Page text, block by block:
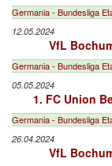
Germania - Bundesliga
12.05.2024
VfL
Germania - Bundesliga
05.05.2024
1. FC Union
Germania - Bundesliga
26.04.2024
VfL